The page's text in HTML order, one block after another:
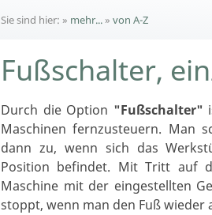
Sie sind hier: » mehr...» von A-Z
Fußschalter,
Durch die Option "Fußschalter"
Maschinen fernzusteuern. Man
dann zu, wenn sich das
Position befindet. Mit Tritt auf
Maschine mit der eingestellten
stoppt, wenn man den Fuß wieder